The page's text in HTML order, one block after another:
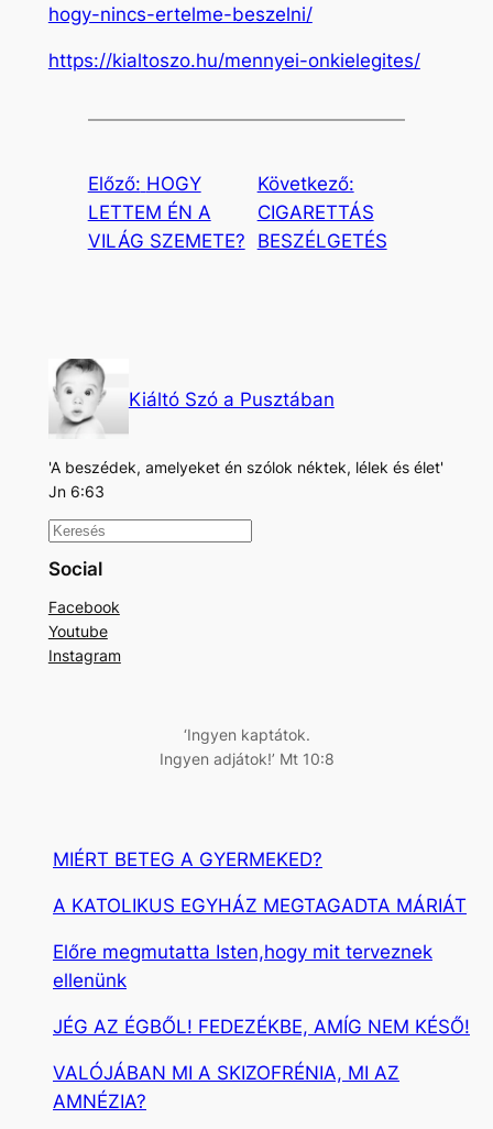
hogy-nincs-ertelme-beszelni/
https://kialtoszo.hu/mennyei-onkielegites/
Előző: HOGY
LETTEM ÉN A
VILÁG SZEMETE?
Következő:
CIGARETTÁS
BESZÉLGETÉS
Kiáltó Szó a Pusztában
'A beszédek, amelyeket én szólok néktek, lélek és élet'
Jn 6:63
K
e
e
s
Social
Facebook
Youtube
Instagram
‘Ingyen kaptátok.
Ingyen adjátok!’ Mt 10:8
MIÉRT BETEG A GYERMEKED?
A KATOLIKUS EGYHÁZ MEGTAGADTA MÁRIÁT
Előre megmutatta Isten,hogy mit terveznek
ellenünk
JÉG AZ ÉGBŐL! FEDEZÉKBE, AMÍG NEM KÉSŐ!
VALÓJÁBAN MI A SKIZOFRÉNIA, MI AZ
AMNÉZIA?